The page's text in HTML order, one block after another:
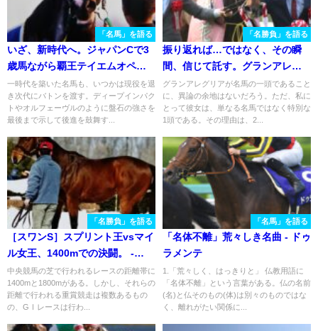
「名馬」を語る
いざ、新時代へ。ジャパンCで3
歳馬ながら覇王テイエムオペラ
オーを撃破した、ジャングルポ
ケットの走りを振り返る。
一時代を築いた名馬も、いつかは現役を退
き次代にバトンを渡す。ディープインパク
トやオルフェーヴルのように盤石の強さを
最後まで示して後進を鼓舞す...
「名勝負」を語る
振り返れば…ではなく、その瞬
間、信じて託す。グランアレグ
リアと私の桜花賞。
グランアレグリアが名馬の一頭であること
に、異論の余地はないだろう。ただ、私に
とって彼女は、単なる名馬ではなく特別な
1頭である。その理由は、2...
「名勝負」を語る
［スワンS］スプリント王vsマイ
ル女王、1400mでの決闘。 -
1994年スワンステークス・サク
ラバクシンオー
中央競馬の芝で行われるレースの距離帯に
1400mと1800mがある。しかし、それらの
距離で行われる重賞競走は複数あるもの
の、GⅠレースは行わ...
「名馬」を語る
「名体不離」荒々しき名曲 - ドゥ
ラメンテ
1.「荒々しく、はっきりと」 仏教用語に
「名体不離」という言葉がある。仏の名前
(名)と仏そのもの(体)は別々のものではな
く、離れがたい関係に...